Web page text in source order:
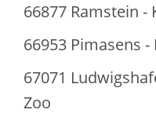
66877 Ramstein
66953 Pimasens
67071
Zoo